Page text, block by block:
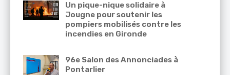
Un pique-nique solidaire à
Jougne pour soutenir les
pompiers mobilisés contre les
incendies en Gironde
96e Salon des Annonciades à
Pontarlier